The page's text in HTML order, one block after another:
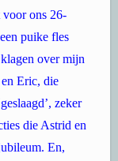
ons 26-
puike fles
over mijn
Eric, die
zeker
die Astrid en
En,